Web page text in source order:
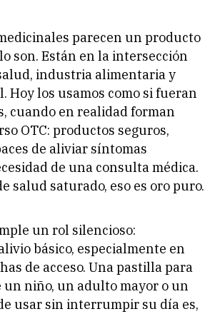
parecen un producto
son. Están en la intersección
industria alimentaria y
Hoy los usamos como si fueran
cuando en realidad forman
OTC: productos seguros,
de aliviar síntomas
de una consulta médica.
salud saturado, eso es oro puro.
un rol silencioso:
básico, especialmente en
de acceso. Una pastilla para
un niño, un adulto mayor o un
usar sin interrumpir su día es,